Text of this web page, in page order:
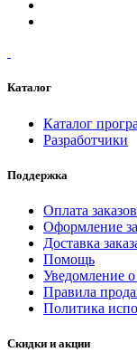
Каталог
Каталог
Разработчики
Поддержка
Оплата заказов
Оформление
Доставка
Помощь
Уведомление
Правила
Политика
Скидки и акции